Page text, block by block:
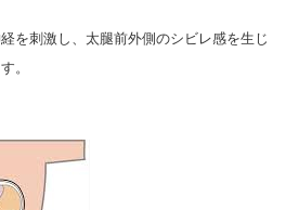
を刺激し、太腿前外側のシビレ感を生じ
。